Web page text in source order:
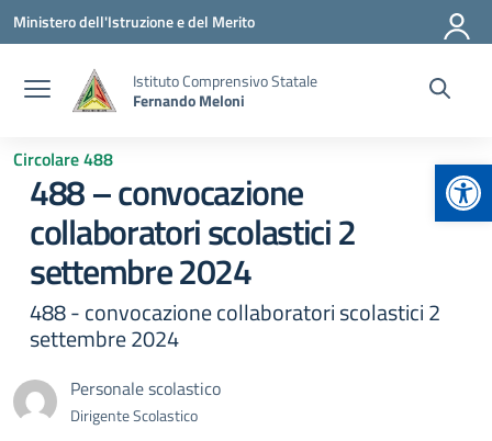
Vai ai contenuti
Vai al menu di navigazione
Vai al footer
Ministero dell'Istruzione e del Merito
Istituto Comprensivo Statale
Fernando Meloni
Circolare 488
488 – convocazione
collaboratori scolastici 2
settembre 2024
488 - convocazione collaboratori scolastici 2
settembre 2024
Personale scolastico
Dirigente Scolastico